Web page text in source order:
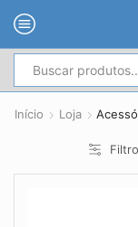
Início Loja